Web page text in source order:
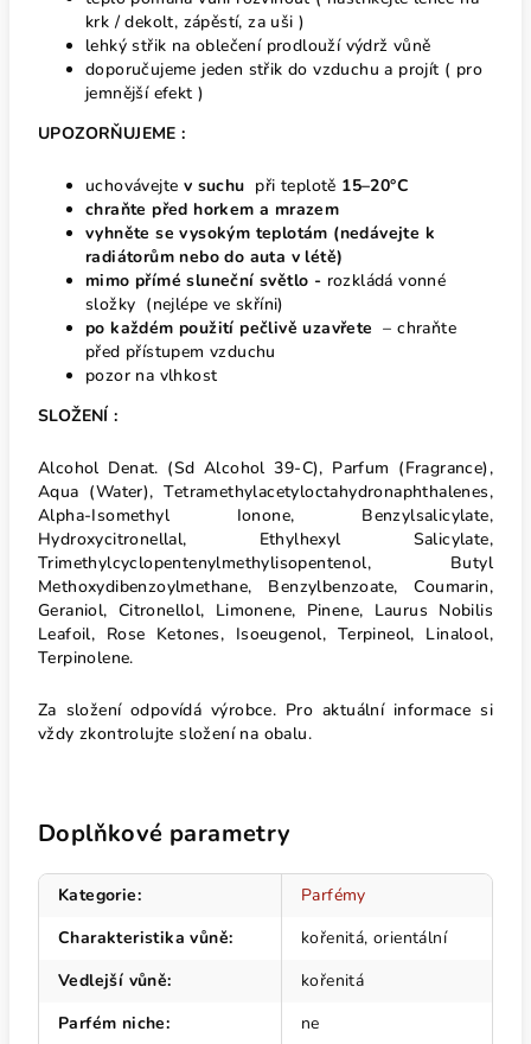
krk / dekolt, zápěstí, za uši )
lehký střik na oblečení prodlouží výdrž vůně
doporučujeme jeden střik do vzduchu a projít ( pro
jemnější efekt )
UPOZORŇUJEME :
uchovávejte v suchu při teplotě 15–20°C
chraňte před horkem a mrazem
vyhněte se vysokým teplotám (nedávejte k
radiátorům nebo do auta v létě)
mimo přímé sluneční světlo - rozkládá vonné
složky (nejlépe ve skříni)
po každém použití pečlivě uzavřete – chraňte
před přístupem vzduchu
pozor na vlhkost
SLOŽENÍ :
Alcohol Denat. (Sd Alcohol 39-C), Parfum (Fragrance),
Aqua (Water), Tetramethylacetyloctahydronaphthalenes,
Alpha-Isomethyl Ionone, Benzylsalicylate,
Hydroxycitronellal, Ethylhexyl Salicylate,
Trimethylcyclopentenylmethylisopentenol, Butyl
Methoxydibenzoylmethane, Benzylbenzoate, Coumarin,
Geraniol, Citronellol, Limonene, Pinene, Laurus Nobilis
Leafoil, Rose Ketones, Isoeugenol, Terpineol, Linalool,
Terpinolene.
Za složení odpovídá výrobce. Pro aktuální informace si
vždy zkontrolujte složení na obalu.
Doplňkové parametry
Kategorie:
Parfémy
Charakteristika vůně:
kořenitá, orientální
Vedlejší vůně:
kořenitá
Parfém niche:
ne